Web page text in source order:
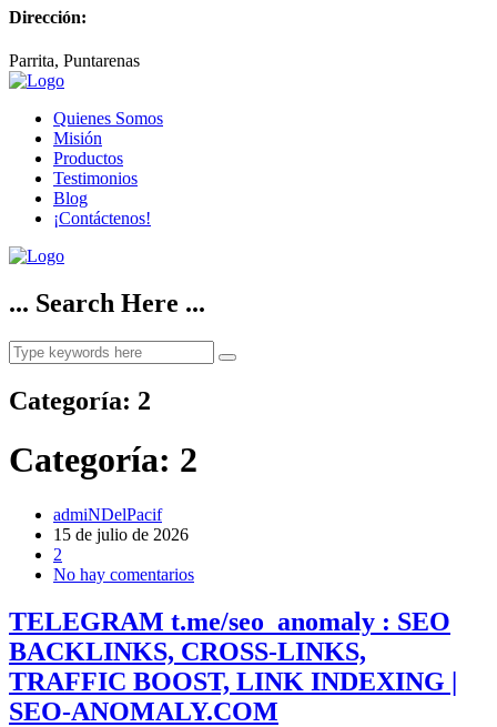
Dirección:
Parrita, Puntarenas
Quienes Somos
Misión
Productos
Testimonios
Blog
¡Contáctenos!
... Search Here ...
Categoría: 2
Categoría: 2
admiNDelPacif
15 de julio de 2026
2
No hay comentarios
TELEGRAM t.me/seo_anomaly : SEO
BACKLINKS, CROSS-LINKS,
TRAFFIC BOOST, LINK INDEXING |
SEO-ANOMALY.COM